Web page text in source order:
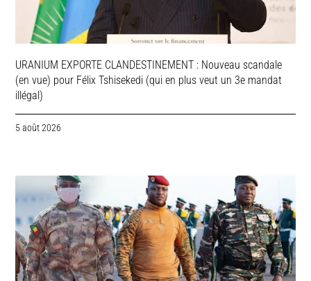
URANIUM EXPORTE CLANDESTINEMENT : Nouveau scandale
(en vue) pour Félix Tshisekedi (qui en plus veut un 3e mandat
illégal)
5 août 2026